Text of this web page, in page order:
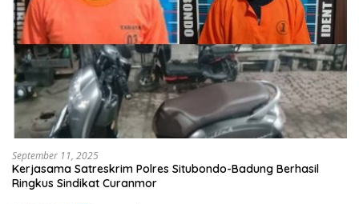
September 11, 2025
Kerjasama Satreskrim Polres Situbondo-Badung Berhasil
Ringkus Sindikat Curanmor